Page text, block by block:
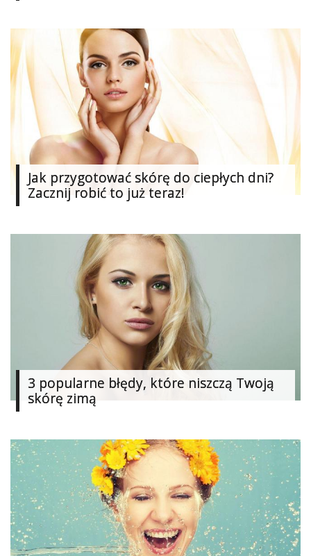
galerię
Dodaj
artykuł
Jak przygotować skórę do ciepłych dni?
Zacznij robić to już teraz!
3 popularne błędy, które niszczą Twoją
skórę zimą